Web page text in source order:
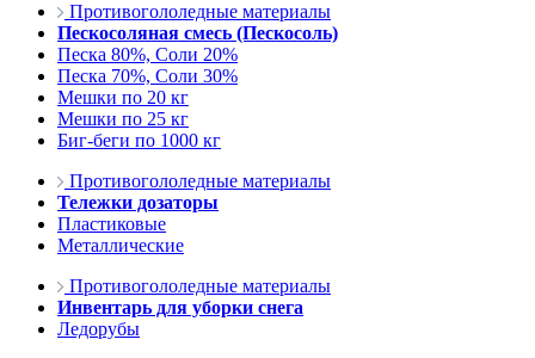
Противогололедные материалы
Пескосоляная смесь (Пескосоль)
Песка 80%, Соли 20%
Песка 70%, Соли 30%
Мешки по 20 кг
Мешки по 25 кг
Биг-беги по 1000 кг
Противогололедные материалы
Тележки дозаторы
Пластиковые
Металлические
Противогололедные материалы
Инвентарь для уборки снега
Ледорубы